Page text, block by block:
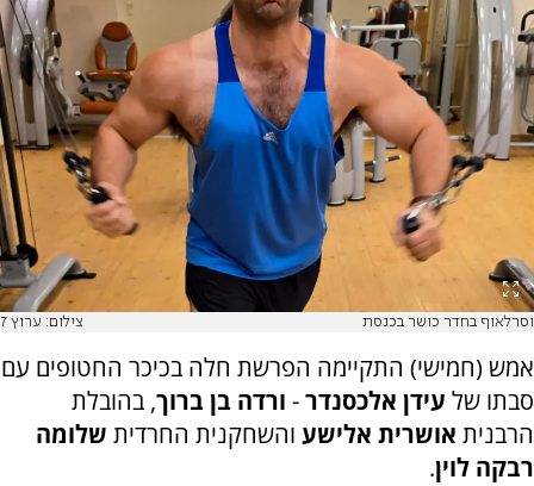
וסרלאוף בחדר כושר בכנסת צילום: ערוץ 7
אמש (חמישי) התקיימה הפרשת חלה בכיכר החטופים עם
סבתו של עידן אלכסנדר- ורדה בן ברוך, בהובלת
הרבנית אושרית אלישע והשחקנית החרדית שלומה
רבקה לוין.